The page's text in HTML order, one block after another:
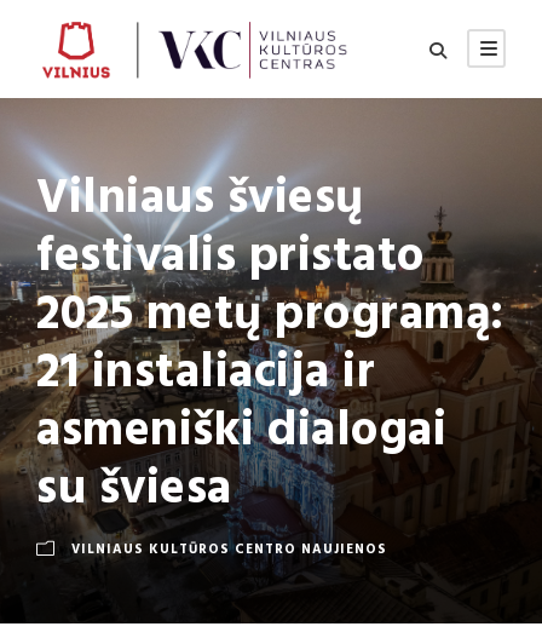
Vilniaus šviesų
festivalis pristato
2025 metų programą:
21 instaliacija ir
asmeniški dialogai
su šviesa
VILNIAUS KULTŪROS CENTRO NAUJIENOS